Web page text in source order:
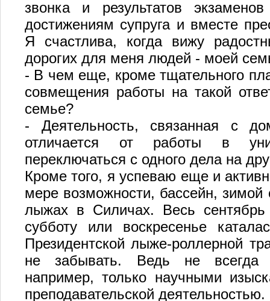
звонка и результатов
достижениям супруга и вместе
Я счастлива, когда вижу
дорогих для меня людей - моей
- В чем еще, кроме тщательного
совмещения работы на такой
семье?
- Деятельность, связанная с
отличается от работы в
переключаться с одного дела на
Кроме того, я успеваю еще и
мере возможности, бассейн, зимой
лыжах в Силичах. Весь
субботу или воскресенье
Президентской лыже-роллерной
не забывать. Ведь не всегда
например, только научными
преподавательской деятельностью.